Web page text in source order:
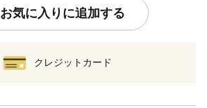
お気に入りに追加する
クレジットカード